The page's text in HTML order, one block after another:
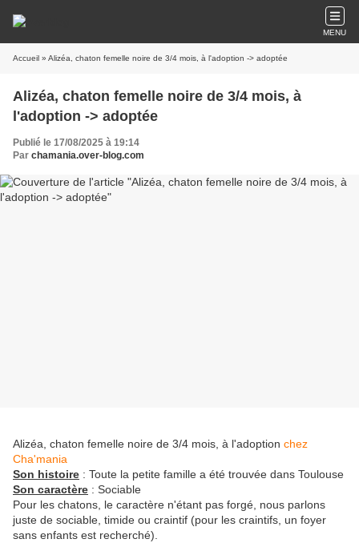
MENU
Accueil » Alizéa, chaton femelle noire de 3/4 mois, à l'adoption -> adoptée
Alizéa, chaton femelle noire de 3/4 mois, à
l'adoption -> adoptée
Publié le 17/08/2025 à 19:14
Par chamania.over-blog.com
Alizéa, chaton femelle noire de 3/4 mois, à l'adoption chez
Cha'mania
Son histoire : Toute la petite famille a été trouvée dans Toulouse
Son caractère : Sociable
Pour les chatons, le caractère n'étant pas forgé, nous parlons
juste de sociable, timide ou craintif (pour les craintifs, un foyer
sans enfants est recherché).